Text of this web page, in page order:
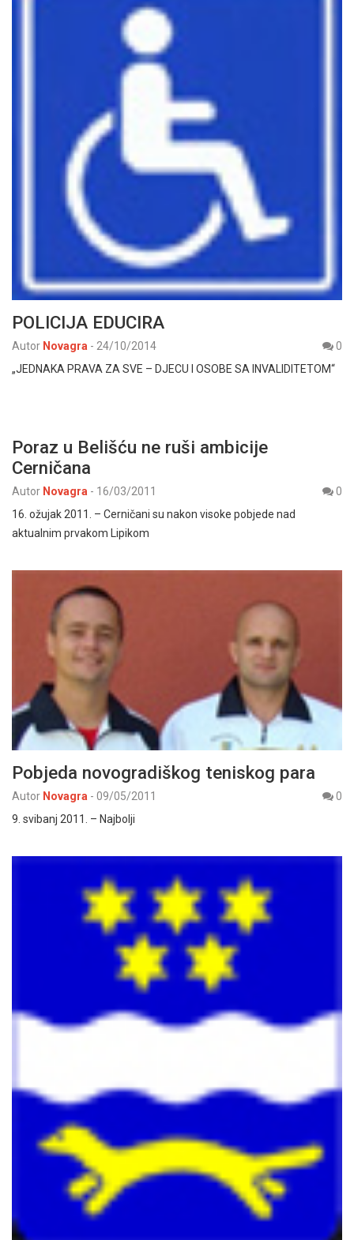
POLICIJA EDUCIRA
Autor Novagra - 24/10/2014
0
„JEDNAKA PRAVA ZA SVE – DJECU I OSOBE SA INVALIDITETOM“
Poraz u Belišću ne ruši ambicije
Cerničana
Autor Novagra - 16/03/2011
0
16. ožujak 2011. – Cerničani su nakon visoke pobjede nad
aktualnim prvakom Lipikom
Pobjeda novogradiškog teniskog para
Autor Novagra - 09/05/2011
0
9. svibanj 2011. – Najbolji